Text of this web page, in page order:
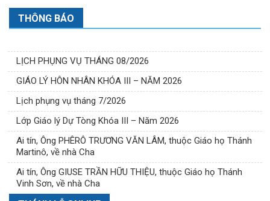
THÔNG BÁO
LỊCH PHỤNG VỤ THÁNG 08/2026
GIÁO LÝ HÔN NHÂN KHÓA III – NĂM 2026
Lịch phụng vụ tháng 7/2026
Lớp Giáo lý Dự Tòng Khóa III – Năm 2026
Ai tín, Ông PHÊRÔ TRƯƠNG VĂN LÂM, thuộc Giáo họ Thánh
Martinô, về nhà Cha
Ai tín, Ông GIUSE TRẦN HỮU THIỆU, thuộc Giáo họ Thánh
Vinh Sơn, về nhà Cha